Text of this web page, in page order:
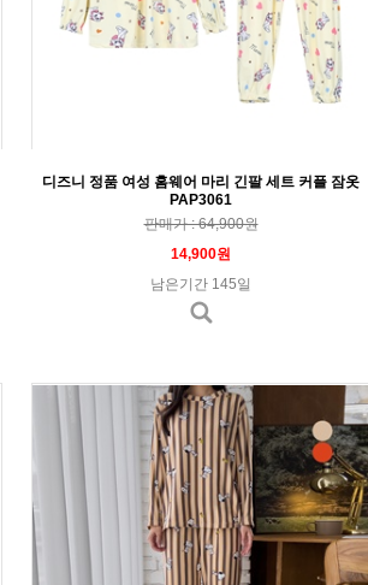
디즈니 정품 여성 홈웨어 마리 긴팔 세트 커플 잠옷
PAP3061
판매가 : 64,900원
14,900원
남은기간 145일